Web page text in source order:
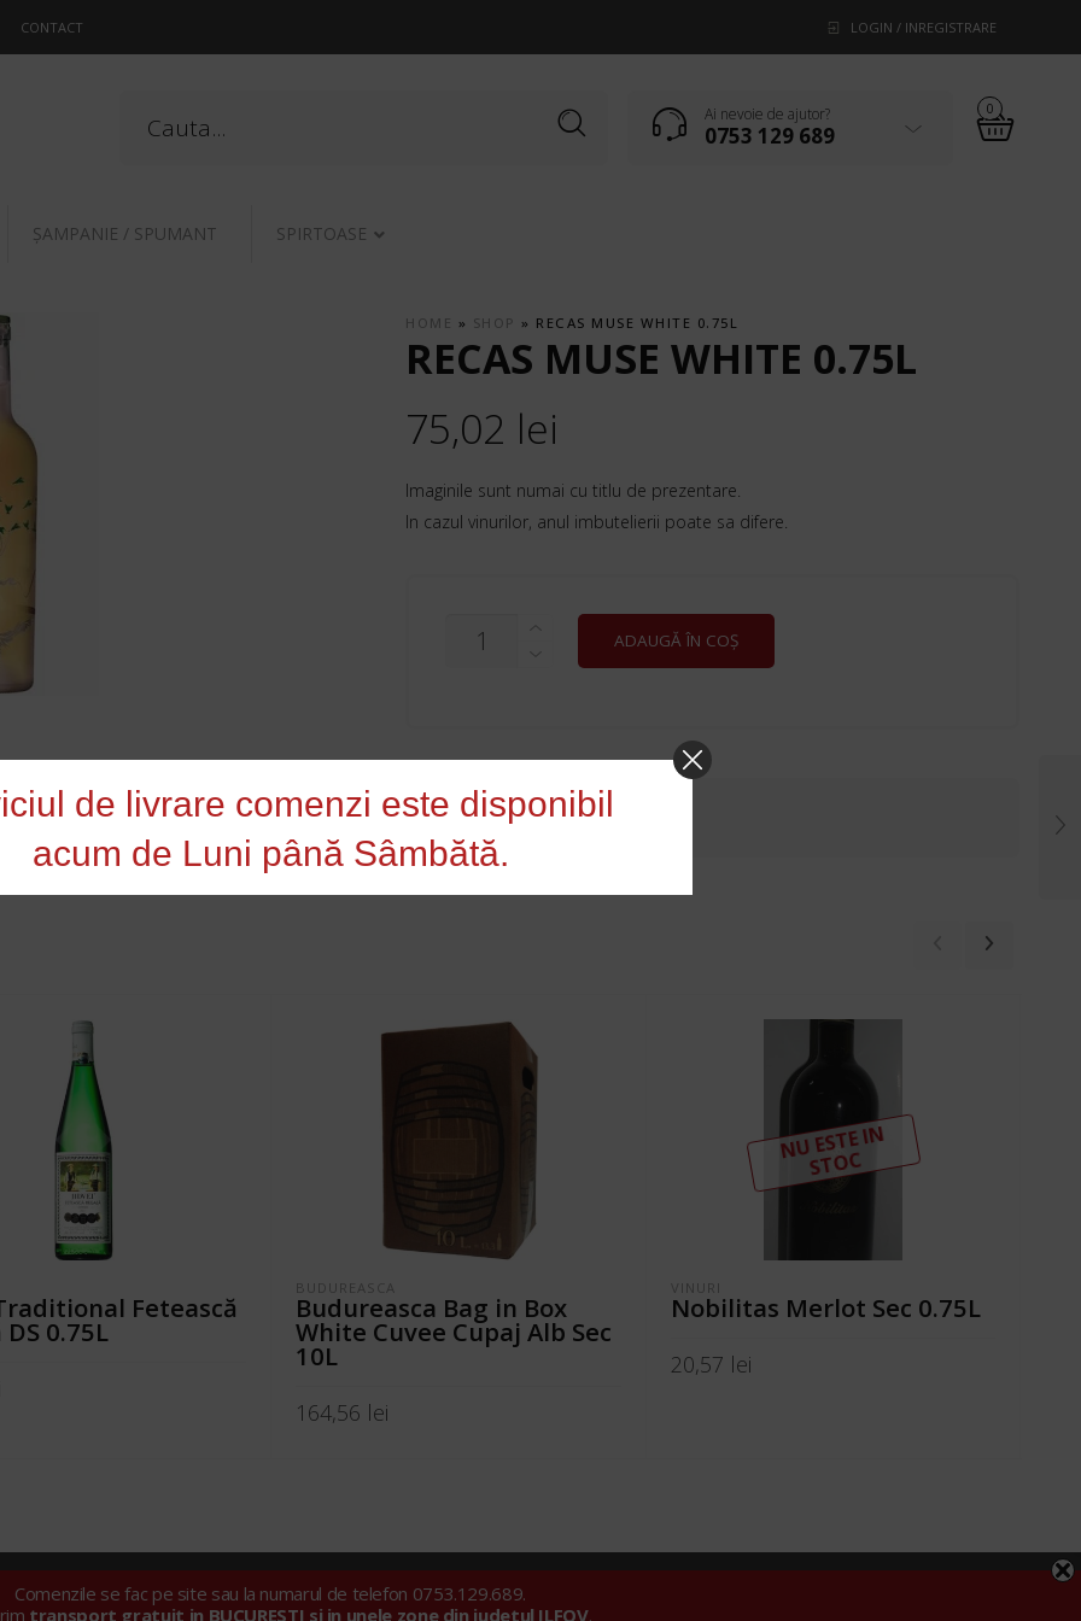
CONTACT LOGIN / INREGISTRARE
Ai nevoie de ajutor?
0753 129 689
0
ŞAMPANIE / SPUMANT SPIRTOASE
HOME » SHOP » RECAS MUSE WHITE 0.75L
RECAS MUSE WHITE 0.75L
75,02 lei
Imaginile sunt numai cu titlu de prezentare.
In cazul vinurilor, anul imbutelierii poate sa difere.
RECAS
ADAUGĂ ÎN COȘ
Româneşti
Fetească
0.75L
BUDUREASCA
Budureasca Bag in Box
White Cuvee Cupaj Alb Sec
10L
164,56 lei
N
U ESTE I
N
ST
OC
VINURI
Nobilitas Merlot Sec 0.75L
20,57 lei
Import Export SRL |Politica privind fișierele cookie |Politica de confidențialitate
Comenzile se fac pe site sau la numarul de telefon 0753.129.689.
transport gratuit in BUCURESTI si in unele zone din judetul ILFOV.
de livrare comenzi este disponibil
acum de Luni până Sâmbătă.